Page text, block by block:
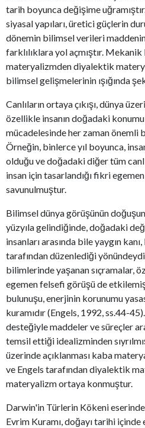
tarih boyunca değişime
siyasal yapıları, üretici güçlerin
dönemin bilimsel verileri maddenin
farklılıklara yol açmıştır.
materyalizmden diyalektik
bilimsel gelişmelerinin ışığında
Canlıların ortaya çıkışı, dünya
özellikle insanın doğadaki
mücadelesinde her zaman önemli
Örneğin, binlerce yıl boyunca,
olduğu ve doğadaki diğer tüm
insan için tasarlandığı fikri
savunulmuştur.
Bilimsel dünya görüşünün
yüzyıla gelindiğinde, doğadaki
insanları arasında bile yaygın
tarafından düzenlediği
bilimlerinde yaşanan sıçramalar,
egemen felsefi görüşü de
bulunuşu, enerjinin korunumu
kuramıdır (Engels, 1992, ss.44-
desteğiyle maddeler ve süreçler
temsil ettiği idealizminden
üzerinde açıklanması kaba
ve Engels tarafından diyalektik
materyalizm ortaya konmuştur.
Darwin'in Türlerin Kökeni
Evrim Kuramı, doğayı tarihi